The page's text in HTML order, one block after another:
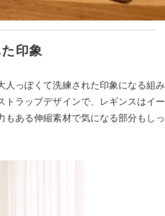
印象
人っぽくて洗練された印象になる組み
トラップデザインで、レギンスはイー
もある伸縮素材で気になる部分もしっ